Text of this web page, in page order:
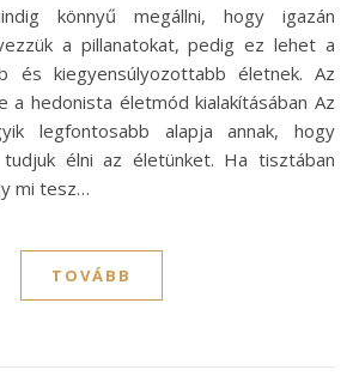
könnyű megállni, hogy igazán
a pillanatokat, pedig ez lehet a
és kiegyensúlyozottabb életnek. Az
a hedonista életmód kialakításában Az
legfontosabb alapja annak, hogy
élni az életünket. Ha tisztában
mi tesz…
TOVÁBB